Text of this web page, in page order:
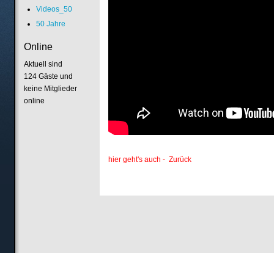
hier geht's auch - Zurück
Videos_50
50 Jahre
Online
Aktuell sind
124 Gäste und
keine Mitglieder
online